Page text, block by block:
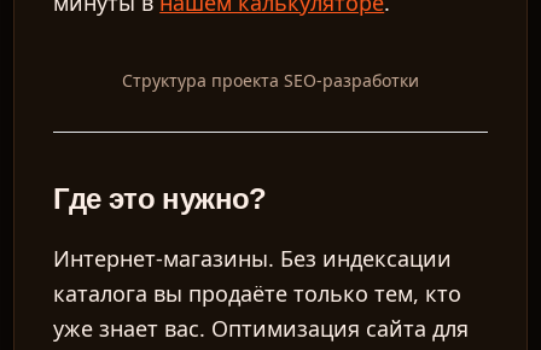
Структура проекта SEO-разработки
Где это нужно?
Интернет-магазины. Без индексации
каталога вы продаёте только тем, кто
уже знает вас. Оптимизация сайта для